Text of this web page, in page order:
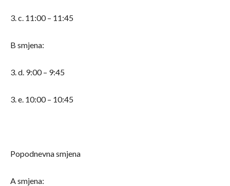
3. c. 11:00 – 11:45
B smjena:
3. d. 9:00 – 9:45
3. e. 10:00 – 10:45
Popodnevna smjena
A smjena: